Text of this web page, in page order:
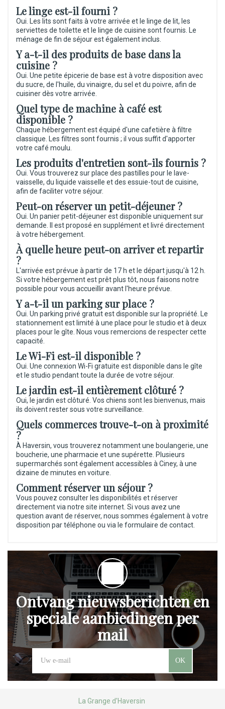
Le linge est-il fourni ?
Oui. Les lits sont faits à votre arrivée et le linge de lit, les
serviettes de toilette et le linge de cuisine sont fournis. Le
ménage de fin de séjour est également inclus.
Y a-t-il des produits de base dans la
cuisine ?
Oui. Une petite épicerie de base est à votre disposition avec
du sucre, de l'huile, du vinaigre, du sel et du poivre, afin de
cuisiner dès votre arrivée.
Quel type de machine à café est
disponible ?
Chaque hébergement est équipé d'une cafetière à filtre
classique. Les filtres sont fournis ; il vous suffit d'apporter
votre café moulu.
Les produits d'entretien sont-ils fournis ?
Oui. Vous trouverez sur place des pastilles pour le lave-
vaisselle, du liquide vaisselle et des essuie-tout de cuisine,
afin de faciliter votre séjour.
Peut-on réserver un petit-déjeuner ?
Oui. Un panier petit-déjeuner est disponible uniquement sur
demande. Il est proposé en supplément et livré directement
à votre hébergement.
À quelle heure peut-on arriver et repartir
?
L'arrivée est prévue à partir de 17 h et le départ jusqu'à 12 h.
Si votre hébergement est prêt plus tôt, nous faisons notre
possible pour vous accueillir avant l'heure prévue.
Y a-t-il un parking sur place ?
Oui. Un parking privé gratuit est disponible sur la propriété. Le
stationnement est limité à une place pour le studio et à deux
places pour le gîte. Nous vous remercions de respecter cette
capacité.
Le Wi-Fi est-il disponible ?
Oui. Une connexion Wi-Fi gratuite est disponible dans le gîte
et le studio pendant toute la durée de votre séjour.
Le jardin est-il entièrement clôturé ?
Oui, le jardin est clôturé. Vos chiens sont les bienvenus, mais
ils doivent rester sous votre surveillance.
Quels commerces trouve-t-on à proximité
?
À Haversin, vous trouverez notamment une boulangerie, une
boucherie, une pharmacie et une supérette. Plusieurs
supermarchés sont également accessibles à Ciney, à une
dizaine de minutes en voiture.
Comment réserver un séjour ?
Vous pouvez consulter les disponibilités et réserver
directement via notre site internet. Si vous avez une
question avant de réserver, nous sommes également à votre
disposition par téléphone ou via le formulaire de contact.
Ontvang nieuwsberichten en
speciale aanbiedingen per
mail
OK
La Grange d'Haversin